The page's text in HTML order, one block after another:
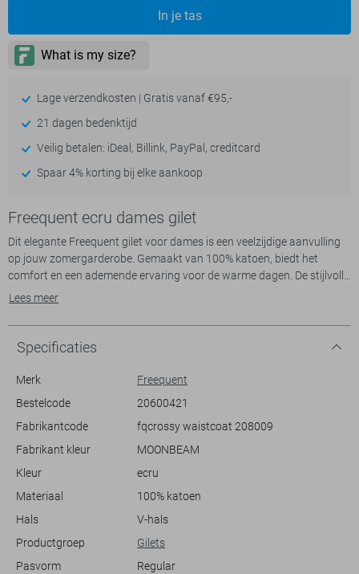
In je tas
Lage verzendkosten | Gratis vanaf €95,-
21 dagen bedenktijd
Veilig betalen: iDeal, Billink, PayPal, creditcard
Spaar 4% korting bij elke aankoop
Freequent ecru dames gilet
Dit elegante Freequent gilet voor dames is een veelzijdige aanvulling
op jouw zomergarderobe. Gemaakt van 100% katoen, biedt het
comfort en een ademende ervaring voor de warme dagen. De stijlvolle
kantpatroon in de "moonbeam" kleur voegt een vleugje verfijning toe
een klassieke uitstraling die zowel casual als verfijnd kan zijn.
De mouwloze vorm en normale lengte maken dit gilet perfect voor
diverse gelegenheden, zoals een informele brunch of een zomerse
wandeling. Combineer het met een eenvoudige top en een elegante
ontwerp maakt het een favoriet voor zonnige dagen, waarbij het
kantpatroon een uniek karakter geeft aan jouw outfit. Dit Freequent
gilet is de ideale keuze voor een moeiteloze en stijlvolle look.
Lees meer
Specificaties
Merk
Freequent
Bestelcode
20600421
Fabrikantcode
fqcrossy waistcoat 208009
Fabrikant kleur
MOONBEAM
Kleur
ecru
Materiaal
100% katoen
Hals
V-hals
Productgroep
Gilets
Pasvorm
Regular